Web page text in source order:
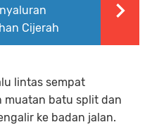
Cijerah
lintas sempat
muatan batu split dan
ke badan jalan.